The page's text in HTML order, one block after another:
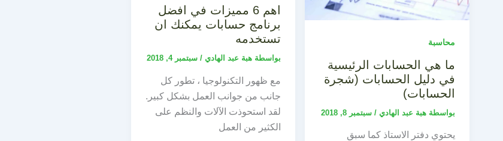
محاسبة
ما هي الحسابات الرئيسية
في دليل الحسابات (شجرة
الحسابات)
بواسطة هبة عبد الهادي / سبتمبر 8, 2018
يحتوي دفتر الاستاذ كما سبق
اهم 6 مميزات في افضل
برنامج حسابات يمكنك ان
تستخدمه
بواسطة هبة عبد الهادي / سبتمبر 4, 2018
مع ظهور التكنولوجيا ، تطور كل
جانب من جوانب العمل بشكل كبير.
لقد استحوذت الآلات والنظم على
الكثير من العمل